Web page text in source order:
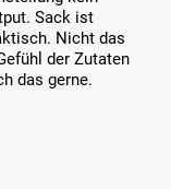
Sack ist
Nicht das
der Zutaten
das gerne.